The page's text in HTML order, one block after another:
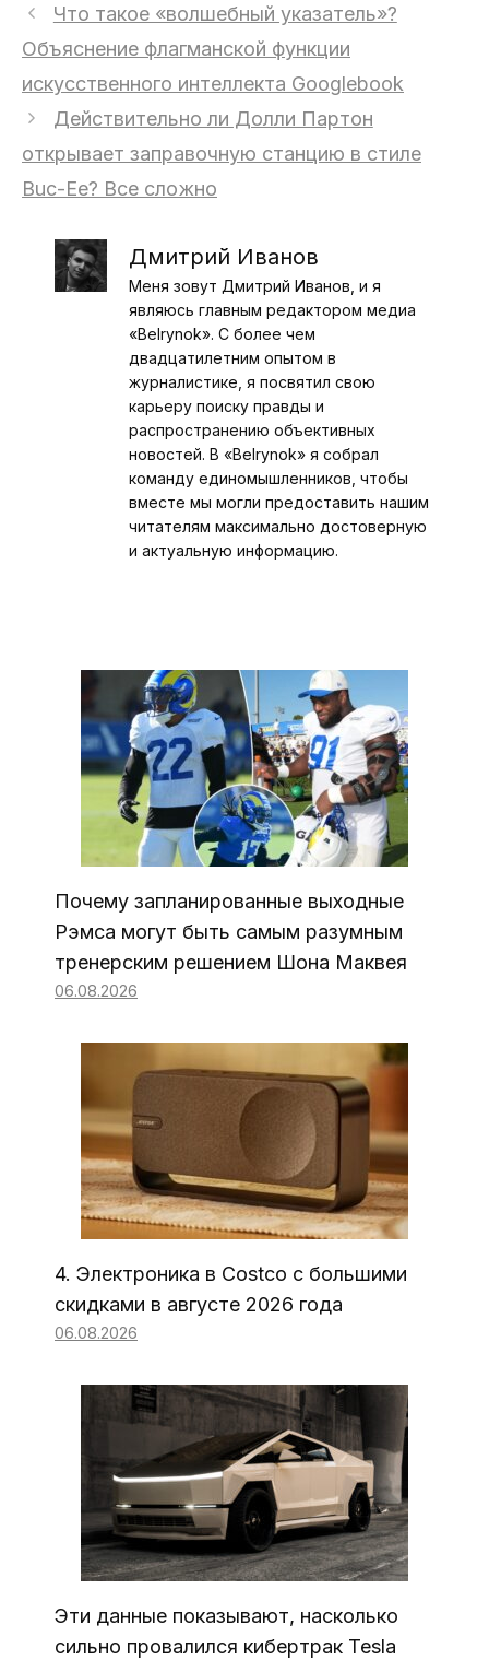
Что такое «волшебный указатель»?
Объяснение флагманской функции
искусственного интеллекта Googlebook
Действительно ли Долли Партон
открывает заправочную станцию ​​в стиле
Buc-Ee? Все сложно
Дмитрий Иванов
Меня зовут Дмитрий Иванов, и я
являюсь главным редактором медиа
«Belrynok». С более чем
двадцатилетним опытом в
журналистике, я посвятил свою
карьеру поиску правды и
распространению объективных
новостей. В «Belrynok» я собрал
команду единомышленников, чтобы
вместе мы могли предоставить нашим
читателям максимально достоверную
и актуальную информацию.
Почему запланированные выходные
Рэмса могут быть самым разумным
тренерским решением Шона Маквея
06.08.2026
4. Электроника в Costco с большими
скидками в августе 2026 года
06.08.2026
Эти данные показывают, насколько
сильно провалился кибертрак Tesla